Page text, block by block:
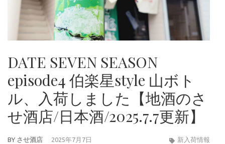
DATE SEVEN SEASON
episode4 伯楽星style 山ボト
ル、入荷しました【地酒のさ
せ酒店/日本酒/2025.7.7更新】
BY させ酒店 2025年7月7日 新入荷情報